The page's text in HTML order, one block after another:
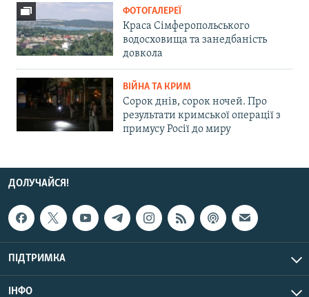
ФОТОГАЛЕРЕЇ
Краса Сімферопольського
водосховища та занедбаність
довкола
ВІЙНА ТА КРИМ
Сорок днів, сорок ночей. Про
результати кримської операції з
примусу Росії до миру
ДОЛУЧАЙСЯ!
ПІДТРИМКА
ІНФО